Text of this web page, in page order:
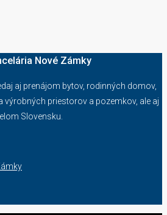
Nové Zámky
aj prenájom bytov, rodinných domov,
priestorov a pozemkov, ale aj
Slovensku.